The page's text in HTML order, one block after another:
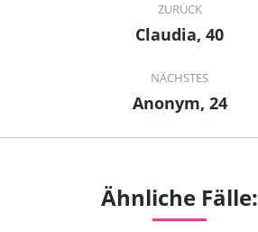
navigation
ZURÜCK
Previous
Claudia, 40
NÄCHSTES
Next
Anonym, 24
Ähnliche Fälle: